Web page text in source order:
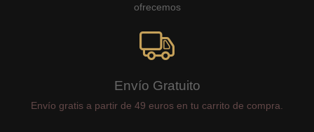
ofrecemos
Envío Gratuito
Envío gratis a partir de 49 euros en tu carrito de compra.